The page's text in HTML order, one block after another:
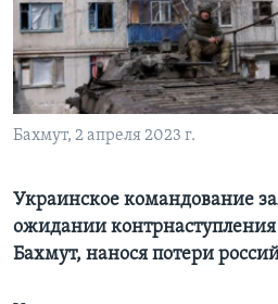
Learning English
СОЦИАЛЬНЫЕ СЕТИ
Языки
Бахмут, 2 апреля 2023 г.
Украинское командование
ожидании
Бахмут, нанося потери